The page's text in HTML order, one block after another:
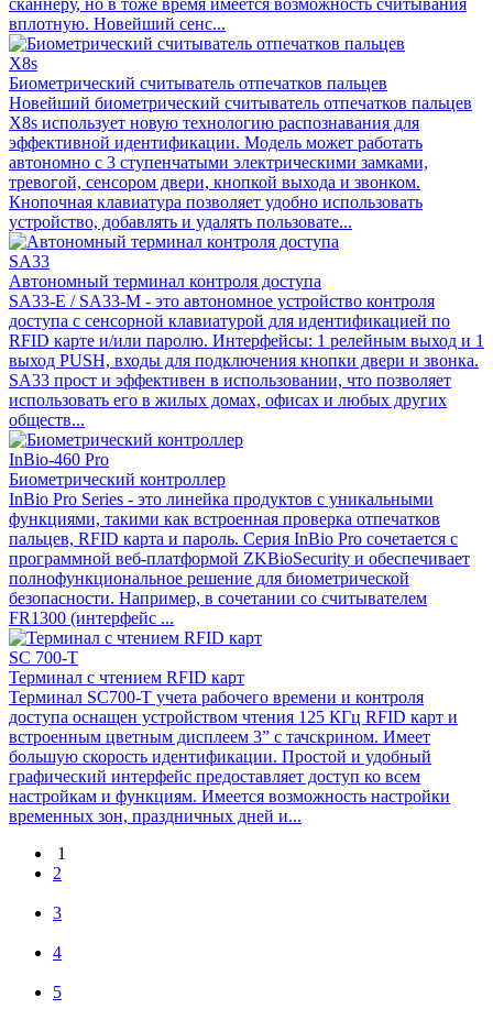
вплотную. Новейший сенс...
X8s
Биометрический считыватель отпечатков пальцев
Новейший биометрический считыватель отпечатков пальцев
X8s использует новую технологию распознавания для
эффективной идентификации. Модель может работать
автономно с 3 ступенчатыми электрическими замками,
тревогой, сенсором двери, кнопкой выхода и звонком.
Кнопочная клавиатура позволяет удобно использовать
устройство, добавлять и удалять пользовате...
SA33
Автономный терминал контроля доступа
SA33-E / SA33-M - это автономное устройство контроля
доступа с сенсорной клавиатурой для идентификацией по
RFID карте и/или паролю. Интерфейсы: 1 релейным выход и 1
выход PUSH, входы для подключения кнопки двери и звонка.
SA33 прост и эффективен в использовании, что позволяет
использовать его в жилых домах, офисах и любых других
обществ...
InBio-460 Pro
Биометрический контроллер
InBio Pro Series - это линейка продуктов с уникальными
функциями, такими как встроенная проверка отпечатков
пальцев, RFID карта и пароль. Серия InBio Pro сочетается с
программной веб-платформой ZKBioSecurity и обеспечивает
полнофункциональное решение для биометрической
безопасности. Например, в сочетании со считывателем
FR1300 (интерфейс ...
SC 700-T
Терминал с чтением RFID карт
Терминал SC700-T учета рабочего времени и контроля
доступа оснащен устройством чтения 125 КГц RFID карт и
встроенным цветным дисплеем 3” с тачскрином. Имеет
большую скорость идентификации. Простой и удобный
графический интерфейс предоставляет доступ ко всем
настройкам и функциям. Имеется возможность настройки
временных зон, праздничных дней и...
1
2
3
4
5